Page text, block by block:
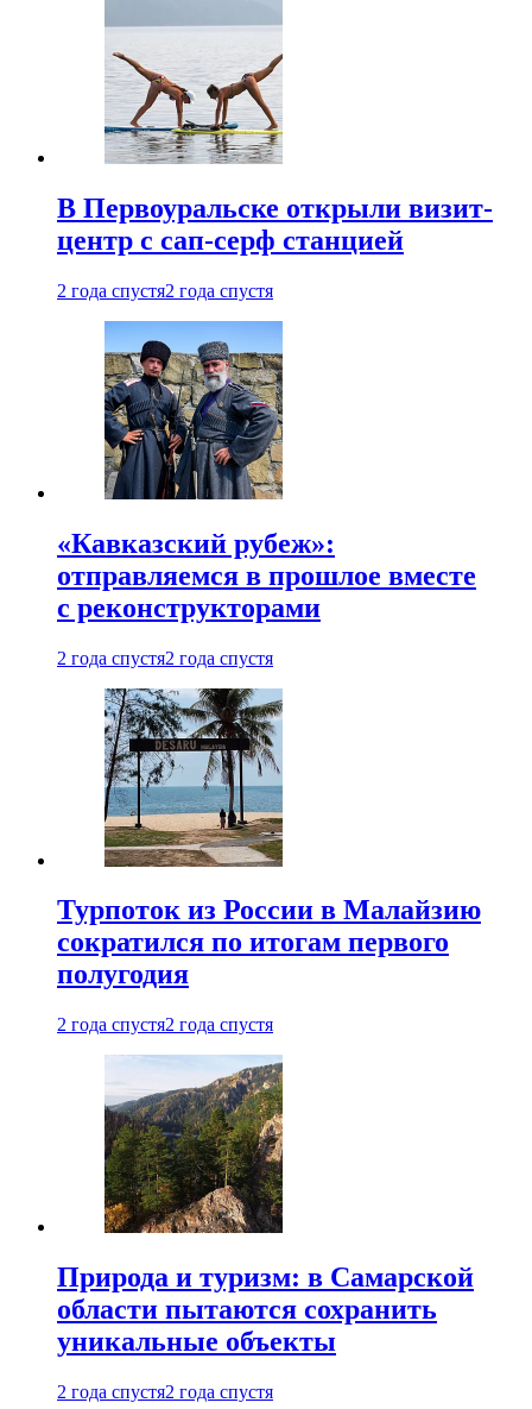
В Первоуральске открыли визит-
центр с сап-серф станцией
2 года спустя2 года спустя
«Кавказский рубеж»:
отправляемся в прошлое вместе
с реконструкторами
2 года спустя2 года спустя
Турпоток из России в Малайзию
сократился по итогам первого
полугодия
2 года спустя2 года спустя
Природа и туризм: в Самарской
области пытаются сохранить
уникальные объекты
2 года спустя2 года спустя